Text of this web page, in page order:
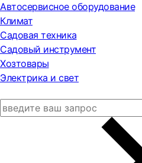
Автосервисное оборудование
Климат
Садовая техника
Садовый инструмент
Хозтовары
Электрика и свет